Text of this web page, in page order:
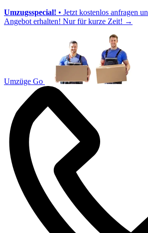
Umzugsspecial! • Jetzt kostenlos anfragen
Angebot erhalten! Nur für kurze Zeit! →
Umzüge Go